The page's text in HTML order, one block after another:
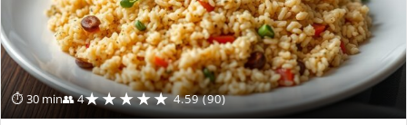
⏱ 30 min👥 4★★★★★ 4.59 (90)